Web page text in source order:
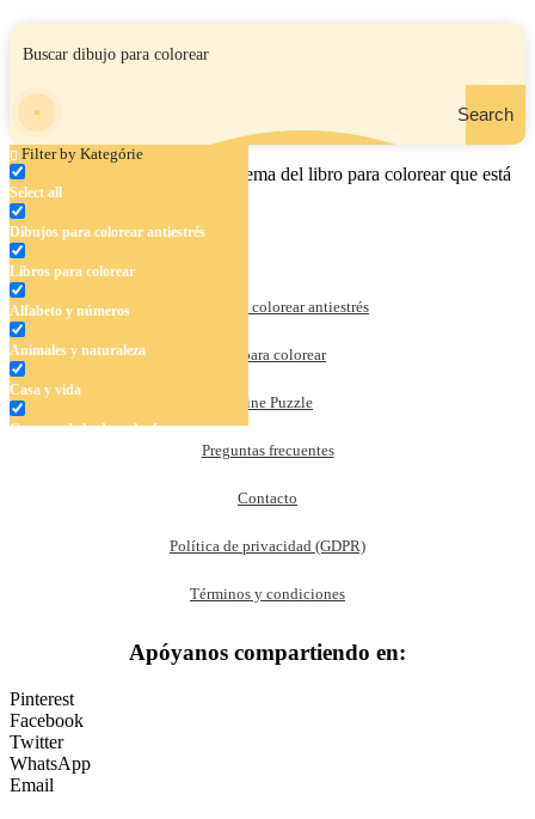
Search
Filter by Kategórie
Select all
Dibujos para colorear antiestrés
Libros para colorear
Alfabeto y números
Animales y naturaleza
Casa y vida
Cuentos de hadas y hadas
Halloween y otoño
Invierno y navidad
Mandalas
Ingrese el nombre, el área o el tema del libro para colorear que está
buscando.
Dibujos para colorear antiestrés
Libros para colorear
Online Puzzle
Preguntas frecuentes
Contacto
Política de privacidad (GDPR)
Términos y condiciones
Apóyanos compartiendo en:
Pinterest
Facebook
Twitter
WhatsApp
Email